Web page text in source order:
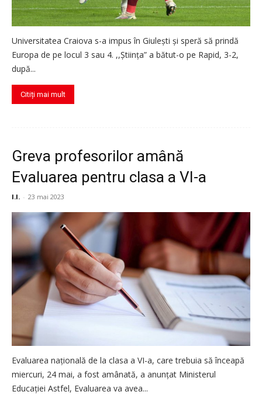
Universitatea Craiova s-a impus în Giulești și speră să prindă
Europa de pe locul 3 sau 4. ,,Știința” a bătut-o pe Rapid, 3-2,
după...
Citiți mai mult
Greva profesorilor amână
Evaluarea pentru clasa a VI-a
I.I. - 23 mai 2023
Evaluarea națională de la clasa a VI-a, care trebuia să înceapă
miercuri, 24 mai, a fost amânată, a anunțat Ministerul
Educației Astfel, Evaluarea va avea...